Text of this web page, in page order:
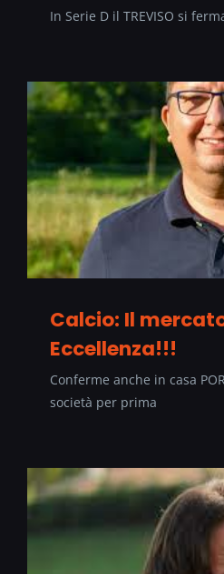
In Serie D il TREVISO si
Calcio: Il
Eccellenza!!!
Conferme anche in casa
società per prima